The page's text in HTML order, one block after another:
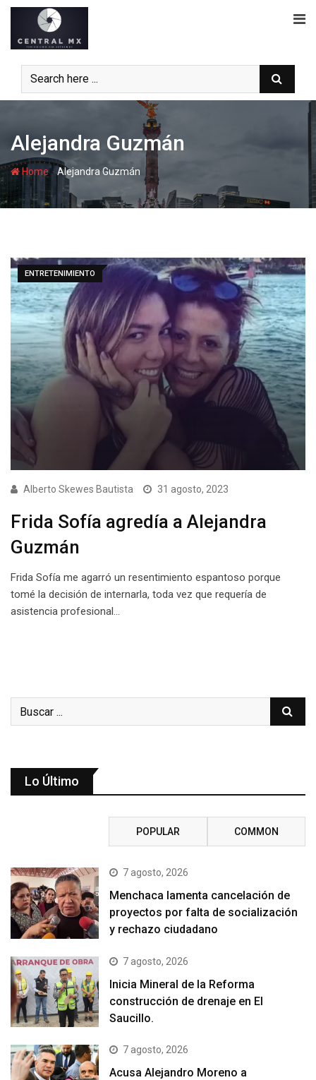
Skip
content
Alejandra Guzmán
Home-Alejandra Guzmán
ENTRETENIMIENTO
Alberto Skewes Bautista 31 agosto, 2023
Frida Sofía agredía a Alejandra
Guzmán
Frida Sofía me agarró un resentimiento espantoso porque
tomé la decisión de internarla, toda vez que requería de
asistencia profesional…
Lo Último
POPULAR COMMON
7 agosto, 2026
Menchaca lamenta cancelación de
proyectos por falta de socialización
y rechazo ciudadano
7 agosto, 2026
Inicia Mineral de la Reforma
construcción de drenaje en El
Saucillo.
7 agosto, 2026
Acusa Alejandro Moreno a